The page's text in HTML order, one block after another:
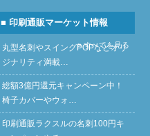
■ 印刷通販マーケット情報
» すべてを見る
丸型名刺やスイングPOPなどオリ
ジナリティ満載…
総額3億円還元キャンペーン中！
椅子カバーやウォ…
印刷通販ラクスルの名刺100円キ